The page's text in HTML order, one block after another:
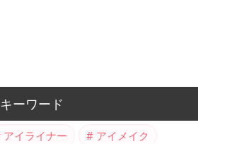
キーワード
アイライナー
アイメイク